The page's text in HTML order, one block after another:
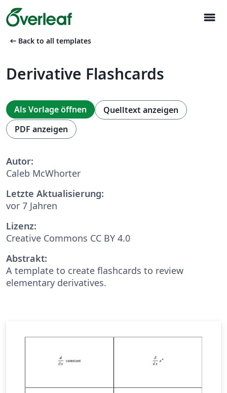
menu
arrow_left_alt Back to all templates
Derivative Flashcards
Als Vorlage öffnen
Quelltext anzeigen
PDF anzeigen
Autor:
Caleb McWhorter
Letzte Aktualisierung:
vor 7 Jahren
Lizenz:
Creative Commons CC BY 4.0
Abstrakt:
A template to create flashcards to review
elementary derivatives.